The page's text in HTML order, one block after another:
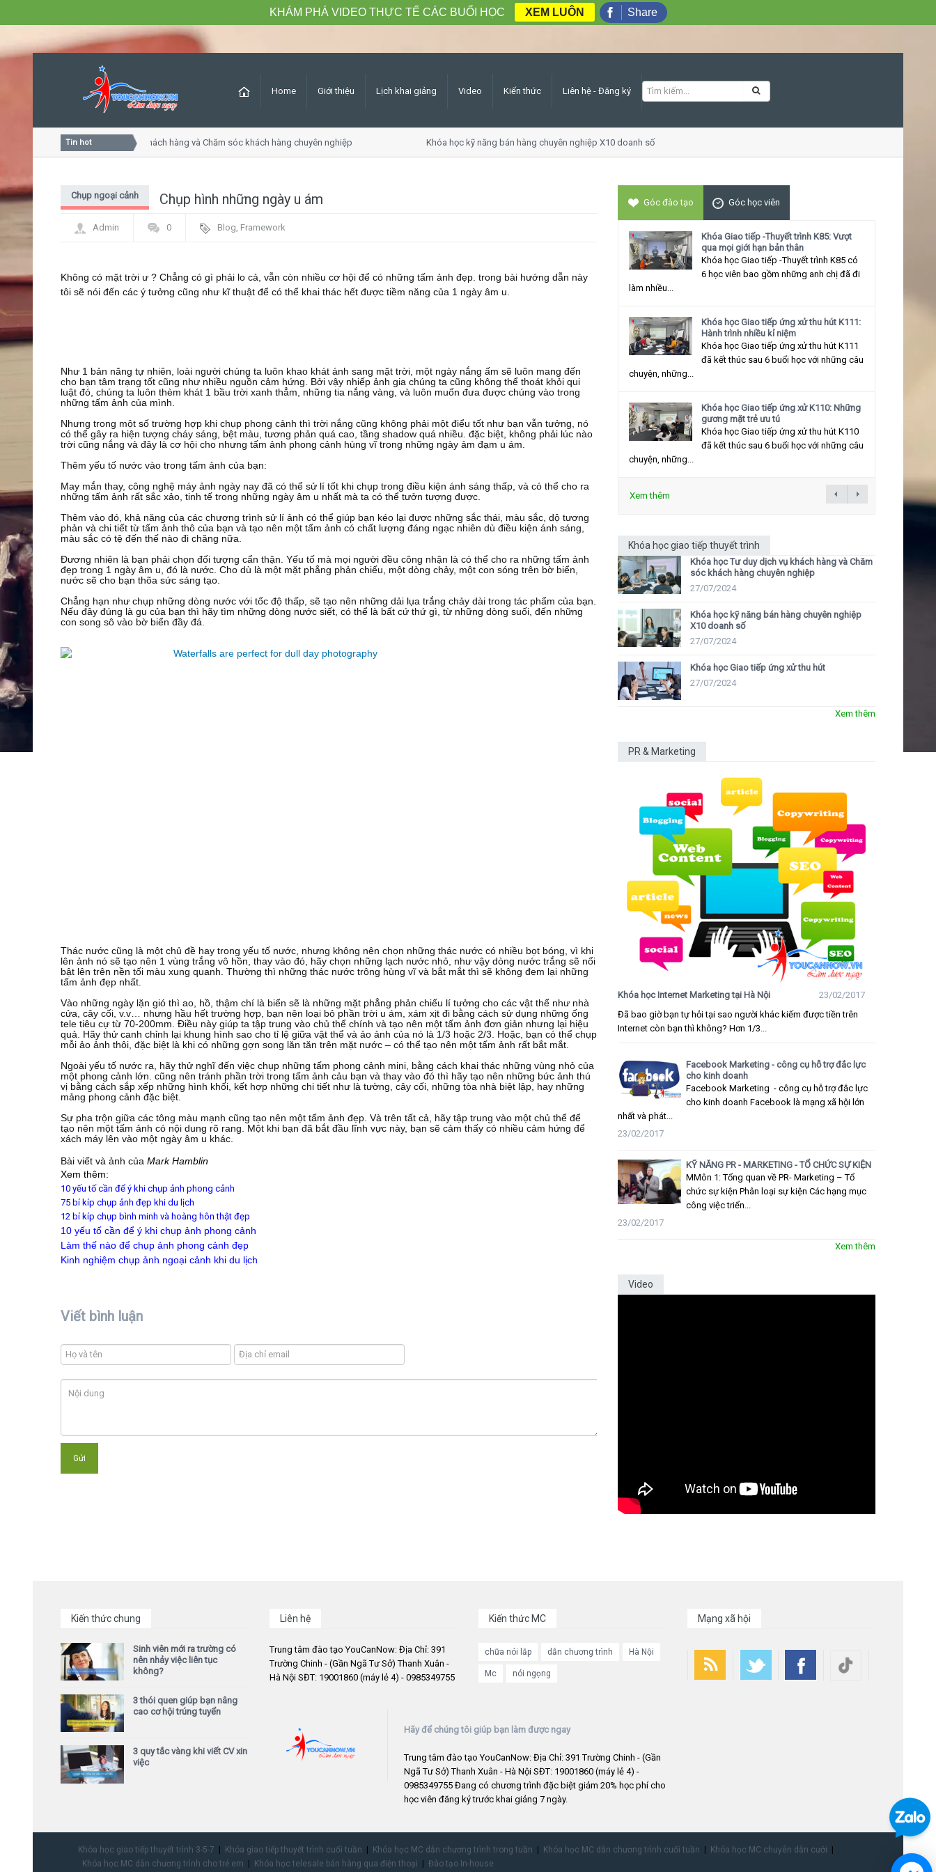
Home Giới thiệu Lịch khai giảng Video Kiến thức Liên hệ - Đăng ký
Tin hot
Khóa học Tư duy dịch vụ khách hàng và Chăm sóc khách hàng chuyên nghiệp Khóa học kỹ năng bán hàng chuyên nghiệp X10 doanh số
Chụp hình những ngày u ám
Chụp ngoại cảnh
Admin 0 Blog, Framework
Không có mặt trời ư ? Chẳng có gì phải lo cả, vẫn còn nhiều cơ hội để có những tấm ảnh đẹp. trong bài hướng dẫn này
tôi sẽ nói đến các ý tưởng cũng như kĩ thuật để có thể khai thác hết được tiềm năng của 1 ngày âm u.
Như 1 bản năng tự nhiên, loài người chúng ta luôn khao khát ánh sang mặt trời, một ngày nắng ấm sẽ luôn mang đến
cho bạn tâm trạng tốt cũng như nhiều nguồn cảm hứng. Bởi vậy nhiếp ảnh gia chúng ta cũng không thể thoát khỏi qui
luật đó, chúng ta luôn thèm khát 1 bầu trời xanh thẳm, những tia nắng vàng, và luôn muốn đưa được chúng vào trong
những tấm ảnh của mình.
Nhưng trong một số trường hợp khi chụp phong cảnh thì trời nắng cũng không phải một điểu tốt như bạn vẫn tưởng, nó
có thể gây ra hiện tượng cháy sáng, bệt màu, tương phản quá cao, tầng shadow quá nhiều. đặc biệt, không phải lúc nào
trời cũng nắng và đây là cơ hội cho nhưng tấm ảnh phong cảnh hùng vĩ trong những ngày ảm đạm u ám.
Thêm yếu tố nước vào trong tấm ảnh của bạn:
May mắn thay, công nghệ máy ảnh ngày nay đã có thể sử lí tốt khi chụp trong điều kiện ánh sáng thấp, và có thể cho ra
những tấm ảnh rất sắc xảo, tinh tế trong những ngày âm u nhất mà ta có thể tưởn tượng được.
Thêm vào đó, khả năng của các chương trình sử lí ảnh có thể giúp bạn kéo lại được những sắc thái, màu sắc, dộ tương
phản và chi tiết từ tấm ảnh thô của bạn và tạo nên một tấm ảnh có chất lượng đáng ngạc nhiên dù điều kiện ánh sáng,
màu sắc có tệ đến thế nào đi chăng nữa.
Đương nhiên là bạn phải chọn đối tượng cẩn thận. Yếu tố mà mọi người đều công nhận là có thể cho ra những tấm ảnh
đẹp trong 1 ngày âm u, đó là nước. Cho dù là một mặt phẳng phản chiếu, một dòng chảy, một con sóng trên bờ biển,
nước sẽ cho bạn thõa sức sáng tạo.
Chẳng hạn như chụp những dòng nước với tốc độ thấp, sẽ tạo nên những dải lụa trắng chảy dài trong tác phẩm của bạn.
Nếu đây đúng là gu của bạn thì hãy tìm những dòng nước siết, có thể là bất cứ thứ gì, từ những dòng suối, đến những
con song sô vào bờ biển đầy đá.
Thác nước cũng là một chủ đề hay trong yếu tố nước, nhưng không nên chọn những thác nước có nhiều bọt bóng, vì khi
lên ảnh nó sẽ tạo nên 1 vùng trắng vô hồn, thay vào đó, hãy chọn những lạch nước nhỏ, như vậy dòng nước trắng sẽ nổi
bật lên trên nền tối màu xung quanh. Thường thì những thác nước trông hùng vĩ và bắt mắt thì sẽ không đem lại những
tấm ảnh đẹp nhất.
Vào những ngày lặn gió thì ao, hồ, thậm chí là biển sẽ là những mặt phẳng phản chiếu lí tưởng cho các vật thể như nhà
cửa, cây cối, v.v… nhưng hầu hết trường hợp, bạn nên loại bỏ phần trời u ám, xám xịt đi bằng cách sử dụng những ống
tele tiêu cự từ 70-200mm. Điều này giúp ta tập trung vào chủ thể chính và tạo nên một tấm ảnh đơn giản nhưng lại hiệu
quả. Hãy thử canh chỉnh lại khung hình sao cho tỉ lệ giữa vật thể và ảo ảnh của nó là 1/3 hoặc 2/3. Hoặc, bạn có thể chụp
mỗi ảo ảnh thôi, đặc biệt là khi có những gợn song lăn tăn trên mặt nước – có thể tạo nên một tấm ảnh rất bắt mắt.
Ngoài yếu tố nước ra, hãy thử nghĩ đến việc chụp những tấm phong cảnh mini, bằng cách khai thác những vùng nhỏ của
một phong cảnh lớn. cũng nên tránh phần trời trong tấm ảnh cảu bạn và thay vào đó thì hãy tạo nên những bức ảnh thú
vị bằng cách sắp xếp những hình khối, kết hợp những chi tiết như là tường, cây cối, những tòa nhà biệt lập, hay những
mảng phong cảnh đặc biệt.
Sự pha trộn giữa các tông màu mạnh cũng tạo nên một tấm ảnh đẹp. Và trên tất cả, hãy tập trung vào một chủ thể để
tạo nên một tấm ảnh có nội dung rõ rang. Một khi bạn đã bắt đầu lĩnh vực này, bạn sẽ cảm thấy có nhiều cảm hứng để
xách máy lên vào một ngày âm u khác.
Bài viết và ảnh của Mark Hamblin
Xem thêm:
10 yếu tố cần để ý khi chụp ảnh phong cảnh
75 bí kíp chụp ảnh đẹp khi du lịch
12 bí kíp chụp bình minh và hoàng hôn thật đẹp
10 yếu tố cần để ý khi chụp ảnh phong cảnh
Làm thế nào để chụp ảnh phong cảnh đẹp
Kinh nghiệm chụp ảnh ngoại cảnh khi du lịch
Viết bình luận
Góc đào tạo Góc học viên
Khóa Giao tiếp -Thuyết trình K85: Vượt
qua mọi giới hạn bản thân
Khóa học Giao tiếp -Thuyết trình K85 có
6 học viên bao gồm những anh chị đã đi
làm nhiều...
Khóa học Giao tiếp ứng xử thu hút K111:
Hành trình nhiều kỉ niệm
Khóa học Giao tiếp ứng xử thu hút K111
đã kết thúc sau 6 buổi học với những câu
chuyện, những...
Khóa học Giao tiếp ứng xử K110: Những
gương mặt trẻ ưu tú
Khóa học Giao tiếp ứng xử thu hút K110
đã kết thúc sau 6 buổi học với những câu
chuyện, những...
Xem thêm
Khóa học giao tiếp thuyết trình
Khóa học Tư duy dịch vụ khách hàng và Chăm
sóc khách hàng chuyên nghiệp
27/07/2024
Khóa học kỹ năng bán hàng chuyên nghiệp
X10 doanh số
27/07/2024
Khóa học Giao tiếp ứng xử thu hút
27/07/2024
Xem thêm
PR & Marketing
Khóa học Internet Marketing tại Hà Nội
23/02/2017
Đã bao giờ bạn tự hỏi tại sao người khác kiếm được tiền trên
Internet còn bạn thì không? Hơn 1/3...
Facebook Marketing - công cụ hỗ trợ đắc lực
cho kinh doanh
Facebook Marketing - công cụ hỗ trợ đắc lực
cho kinh doanh Facebook là mạng xã hội lớn
nhất và phát...
23/02/2017
KỸ NĂNG PR - MARKETING - TỔ CHỨC SỰ KIỆN
MMôn 1: Tổng quan về PR- Marketing – Tổ
chức sự kiện Phân loại sự kiện Các hạng mục
công việc triển...
23/02/2017
Xem thêm
Video
Kiến thức chung
Sinh viên mới ra trường có
nên nhảy việc liên tục
không?
3 thói quen giúp bạn nâng
cao cơ hội trúng tuyển
3 quy tắc vàng khi viết CV xin
việc
Liên hệ
Trung tâm đào tạo YouCanNow: Địa Chỉ: 391
Trường Chinh - (Gần Ngã Tư Sở) Thanh Xuân -
Hà Nội SĐT: 19001860 (máy lẻ 4) - 0985349755
Kiến thức MC
chữa nói lắp dẫn chương trình Hà Nội
Mc nói ngọng
Mạng xã hội
Hãy để chúng tôi giúp bạn làm được ngay
Trung tâm đào tạo YouCanNow: Địa Chỉ: 391 Trường Chinh - (Gần
Ngã Tư Sở) Thanh Xuân - Hà Nội SĐT: 19001860 (máy lẻ 4) -
0985349755 Đang có chương trình đặc biệt giảm 20% học phí cho
học viên đăng ký trước khai giảng 7 ngày.
Khóa học giao tiếp thuyết trình 3-5-7 Khóa giao tiếp thuyết trình cuối tuần Khóa học MC dẫn chương trình trong tuần Khóa học MC dẫn chương trình cuối tuần
Khóa học MC chuyên dẫn cưới
Khóa học MC dẫn chương trình cho trẻ em
Khóa học telesale bán hàng qua điện thoại Đào tạo In-house
KHÁM PHÁ VIDEO THỰC TẾ CÁC BUỔI HỌC XEM LUÔN Share